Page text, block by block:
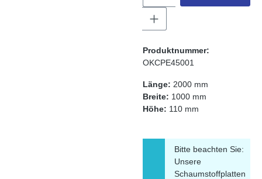
Produktnummer:
OKCPE45001
Länge: 2000 mm
Breite: 1000 mm
Höhe: 110 mm
Bitte beachten Sie:
Unsere
Schaumstoffplatten